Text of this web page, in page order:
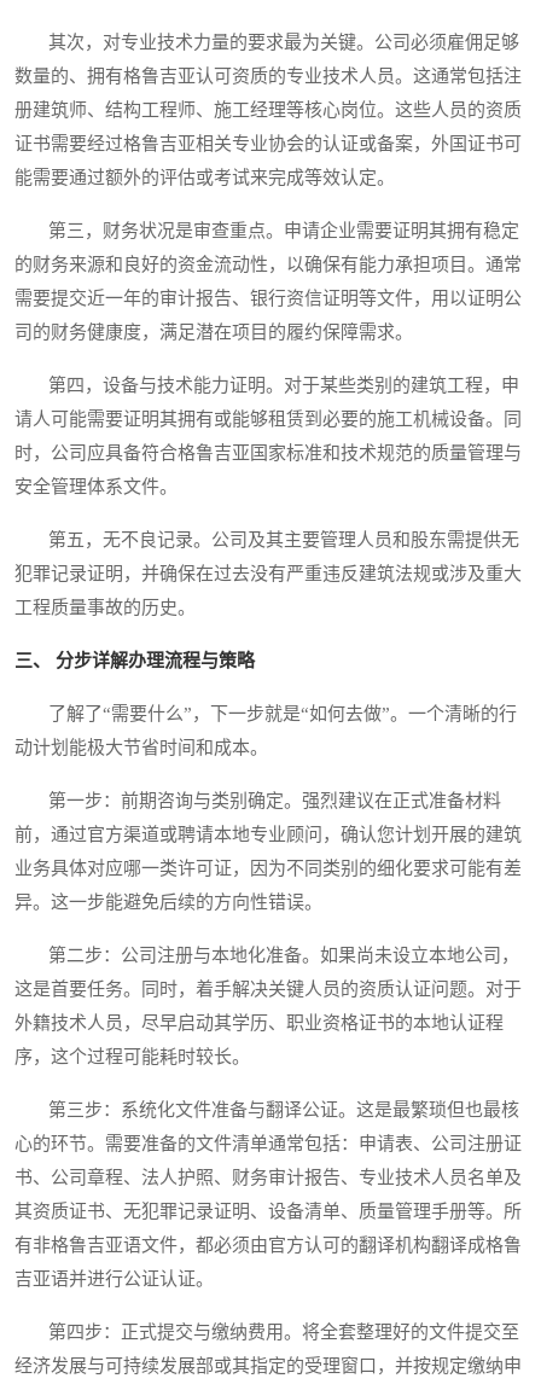
其次，对专业技术力量的要求最为关键。公司必须雇佣足够
数量的、拥有格鲁吉亚认可资质的专业技术人员。这通常包括注
册建筑师、结构工程师、施工经理等核心岗位。这些人员的资质
证书需要经过格鲁吉亚相关专业协会的认证或备案，外国证书可
能需要通过额外的评估或考试来完成等效认定。
第三，财务状况是审查重点。申请企业需要证明其拥有稳定
的财务来源和良好的资金流动性，以确保有能力承担项目。通常
需要提交近一年的审计报告、银行资信证明等文件，用以证明公
司的财务健康度，满足潜在项目的履约保障需求。
第四，设备与技术能力证明。对于某些类别的建筑工程，申
请人可能需要证明其拥有或能够租赁到必要的施工机械设备。同
时，公司应具备符合格鲁吉亚国家标准和技术规范的质量管理与
安全管理体系文件。
第五，无不良记录。公司及其主要管理人员和股东需提供无
犯罪记录证明，并确保在过去没有严重违反建筑法规或涉及重大
工程质量事故的历史。
三、 分步详解办理流程与策略
了解了“需要什么”，下一步就是“如何去做”。一个清晰的行
动计划能极大节省时间和成本。
第一步：前期咨询与类别确定。强烈建议在正式准备材料
前，通过官方渠道或聘请本地专业顾问，确认您计划开展的建筑
业务具体对应哪一类许可证，因为不同类别的细化要求可能有差
异。这一步能避免后续的方向性错误。
第二步：公司注册与本地化准备。如果尚未设立本地公司，
这是首要任务。同时，着手解决关键人员的资质认证问题。对于
外籍技术人员，尽早启动其学历、职业资格证书的本地认证程
序，这个过程可能耗时较长。
第三步：系统化文件准备与翻译公证。这是最繁琐但也最核
心的环节。需要准备的文件清单通常包括：申请表、公司注册证
书、公司章程、法人护照、财务审计报告、专业技术人员名单及
其资质证书、无犯罪记录证明、设备清单、质量管理手册等。所
有非格鲁吉亚语文件，都必须由官方认可的翻译机构翻译成格鲁
吉亚语并进行公证认证。
第四步：正式提交与缴纳费用。将全套整理好的文件提交至
经济发展与可持续发展部或其指定的受理窗口，并按规定缴纳申